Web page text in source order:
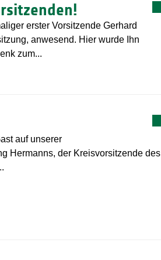
erster Vorsitzende Gerhard
anwesend. Hier wurde Ihn
zum...
auf unserer
Hermanns, der Kreisvorsitzende des